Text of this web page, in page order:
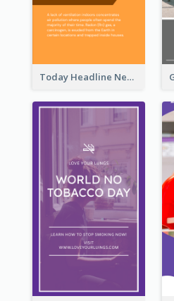
Today Headline News Report Instagram Story